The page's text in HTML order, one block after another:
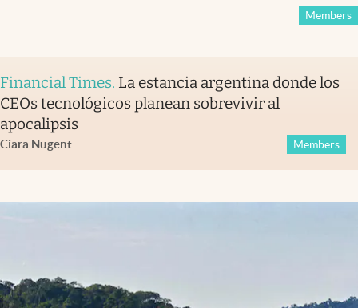
Members
Financial Times. La estancia argentina donde los
CEOs tecnológicos planean sobrevivir al
apocalipsis
Ciara Nugent Members